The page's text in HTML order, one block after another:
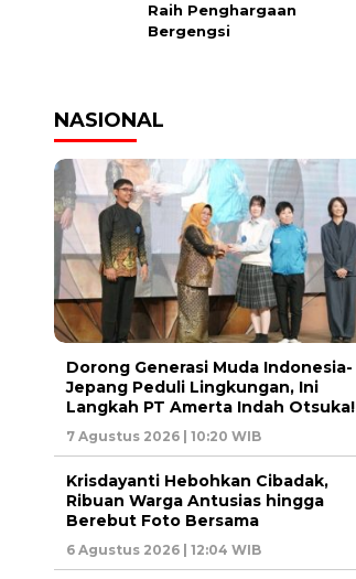
Raih Penghargaan
Bergengsi
NASIONAL
Dorong Generasi Muda Indonesia-
Jepang Peduli Lingkungan, Ini
Langkah PT Amerta Indah Otsuka!
7 Agustus 2026 | 10:20 WIB
Krisdayanti Hebohkan Cibadak,
Ribuan Warga Antusias hingga
Berebut Foto Bersama
6 Agustus 2026 | 12:04 WIB